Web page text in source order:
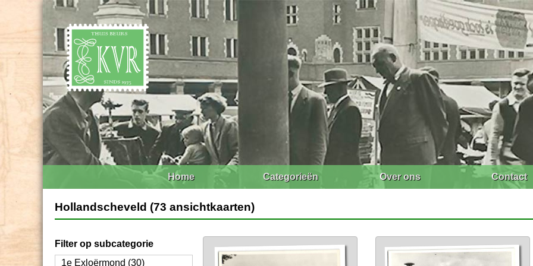
Home Categorieën Over ons Contact
Hollandscheveld (73 ansichtkaarten)
Filter op subcategorie
1e Exloërmond (30)